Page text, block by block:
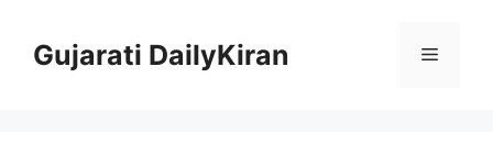
contentGujarati DailyKiran Menu